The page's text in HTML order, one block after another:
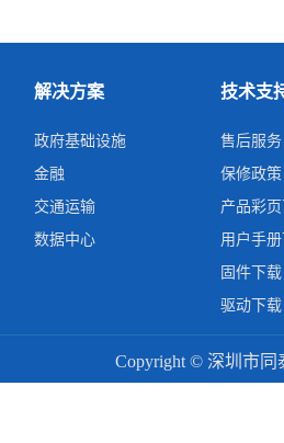
解决方案
政府基础设施
金融
交通运输
数据中心
技术支
售后服务
保修政策
产品彩
用户手
固件下载
驱动下载
Copyright © 深圳市同